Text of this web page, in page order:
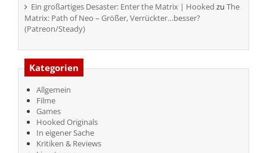
Ein großartiges Desaster: Enter the Matrix | Hooked zu The
Matrix: Path of Neo – Größer, Verrückter…besser?
(Patreon/Steady)
Kategorien
Allgemein
Filme
Games
Hooked Originals
In eigener Sache
Kritiken & Reviews